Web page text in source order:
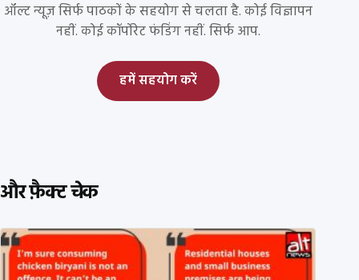
ऑल्ट न्यूज़ सिर्फ पाठकों के सहयोग से चलता है. कोई विज्ञापन
नहीं. कोई कॉर्पोरेट फंडिंग नहीं. सिर्फ आप.
हमें सहयोग करें
और फ़ैक्ट चेक